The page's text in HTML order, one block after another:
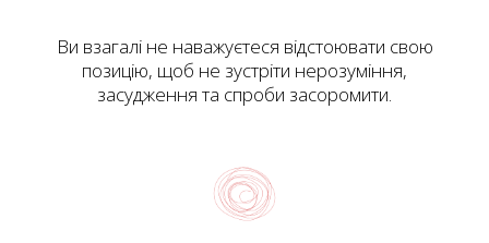
Ви взагалі не наважуєтеся відстоювати свою
позицію, щоб не зустріти нерозуміння,
засудження та спроби засоромити.